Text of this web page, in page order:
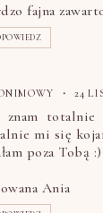
fajna
24
znam
mi się
poza Tobą :)
Ania